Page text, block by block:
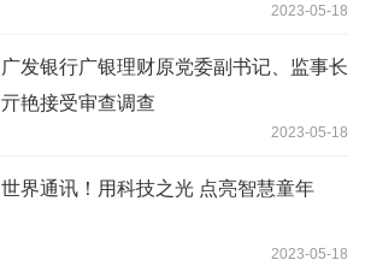
2023-05-18
广发银行广银理财原党委副书记、监事长
亓艳接受审查调查
2023-05-18
世界通讯！用科技之光 点亮智慧童年
2023-05-18